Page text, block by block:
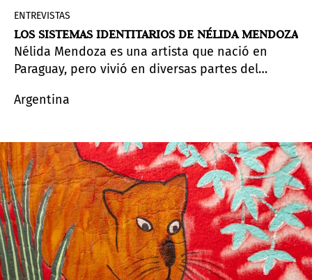
ENTREVISTAS
LOS SISTEMAS IDENTITARIOS DE NÉLIDA MENDOZA
Nélida Mendoza es una artista que nació en
Paraguay, pero vivió en diversas partes del
exhibición
arte dePinta Sud | ASU 2024.
Argentina